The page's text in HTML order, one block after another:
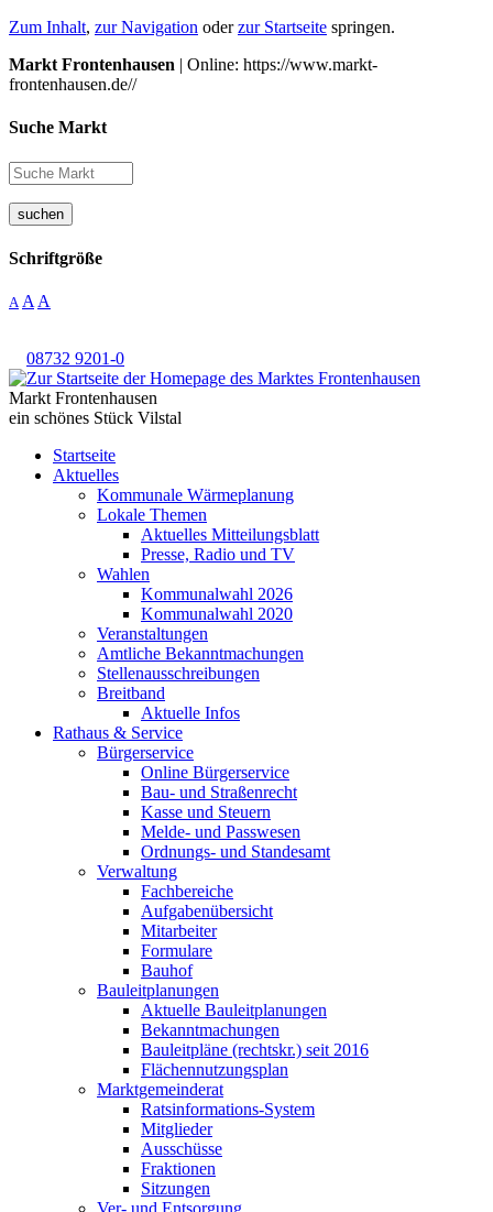
Zum Inhalt, zur Navigation oderzur Startseite springen.
Markt Frontenhausen | Online: https://www.markt-
frontenhausen.de//
Suche Markt
suchen
Schriftgröße
A A A
08732 9201-0
Markt Frontenhausen
ein schönes Stück Vilstal
Startseite
Aktuelles
Kommunale Wärmeplanung
Lokale Themen
Aktuelles Mitteilungsblatt
Presse, Radio und TV
Wahlen
Kommunalwahl 2026
Kommunalwahl 2020
Veranstaltungen
Amtliche Bekanntmachungen
Stellenausschreibungen
Breitband
Aktuelle Infos
Rathaus & Service
Bürgerservice
Online Bürgerservice
Bau- und Straßenrecht
Kasse und Steuern
Melde- und Passwesen
Ordnungs- und Standesamt
Verwaltung
Fachbereiche
Aufgabenübersicht
Mitarbeiter
Formulare
Bauhof
Bauleitplanungen
Aktuelle Bauleitplanungen
Bekanntmachungen
Bauleitpläne (rechtskr.) seit 2016
Flächennutzungsplan
Marktgemeinderat
Ratsinformations-System
Mitglieder
Ausschüsse
Fraktionen
Sitzungen
Ver- und Entsorgung